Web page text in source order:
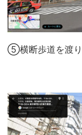
⑤横断歩道を渡り